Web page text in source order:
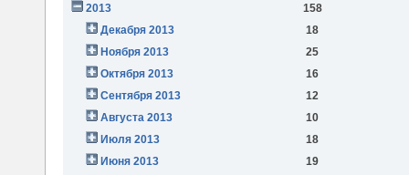
2013
158
Декабря 2013
18
Ноября 2013
25
Октября 2013
16
Сентября 2013
12
Августа 2013
10
Июля 2013
18
Июня 2013
19